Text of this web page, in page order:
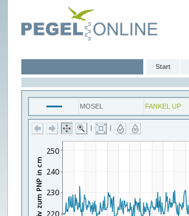
Start
MOSEL FANKEL UP
| |